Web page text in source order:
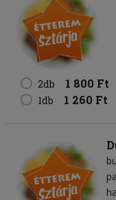
2db 1 800 Ft
1db 1 260 Ft